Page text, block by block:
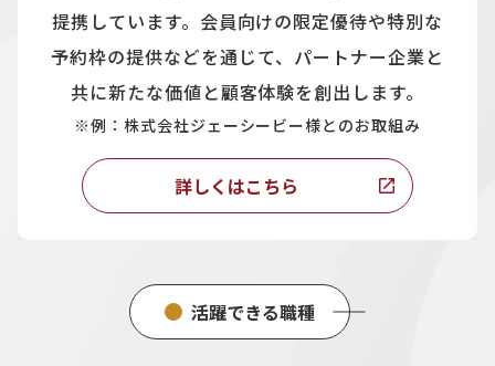
提携しています。会員向けの限定優待や特別な
予約枠の提供などを通じて、パートナー企業と
共に新たな価値と顧客体験を創出します。
※例：株式会社ジェーシービー様とのお取組み
詳しくはこちら
活躍できる職種